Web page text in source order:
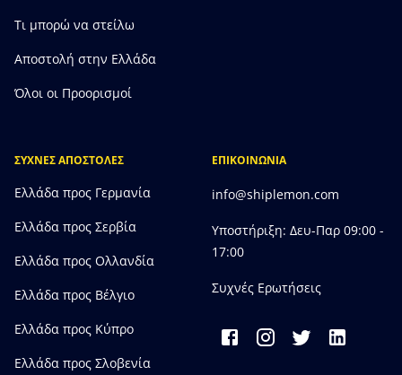
Τι μπορώ να στείλω
Αποστολή στην Ελλάδα
Όλοι οι Προορισμοί
ΣΥΧΝΕΣ ΑΠΟΣΤΟΛΕΣ
Ελλάδα προς Γερμανία
Ελλάδα προς Σερβία
Ελλάδα προς Ολλανδία
Ελλάδα προς Bέλγιο
Ελλάδα προς Κύπρο
Ελλάδα προς Σλοβενία
ΕΠΙΚΟΙΝΩΝΙΑ
info@shiplemon.com
Υποστήριξη: Δευ-Παρ 09:00 -
17:00
Συχνές Ερωτήσεις